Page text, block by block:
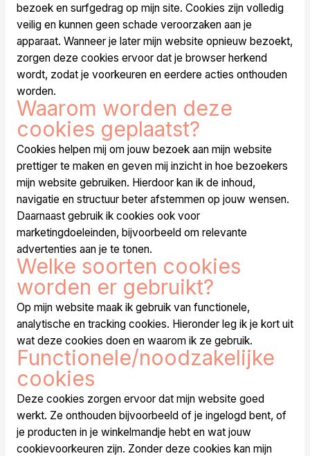
bezoek en surfgedrag op mijn site. Cookies zijn volledig
veilig en kunnen geen schade veroorzaken aan je
apparaat. Wanneer je later mijn website opnieuw bezoekt,
zorgen deze cookies ervoor dat je browser herkend
wordt, zodat je voorkeuren en eerdere acties onthouden
worden.
Waarom worden deze
cookies geplaatst?
Cookies helpen mij om jouw bezoek aan mijn website
prettiger te maken en geven mij inzicht in hoe bezoekers
mijn website gebruiken. Hierdoor kan ik de inhoud,
navigatie en structuur beter afstemmen op jouw wensen.
Daarnaast gebruik ik cookies ook voor
marketingdoeleinden, bijvoorbeeld om relevante
advertenties aan je te tonen.
Welke soorten cookies
worden er gebruikt?
Op mijn website maak ik gebruik van functionele,
analytische en tracking cookies. Hieronder leg ik je kort uit
wat deze cookies doen en waarom ik ze gebruik.
Functionele/noodzakelijke
cookies
Deze cookies zorgen ervoor dat mijn website goed
werkt. Ze onthouden bijvoorbeeld of je ingelogd bent, of
je producten in je winkelmandje hebt en wat jouw
cookievoorkeuren zijn. Zonder deze cookies kan mijn